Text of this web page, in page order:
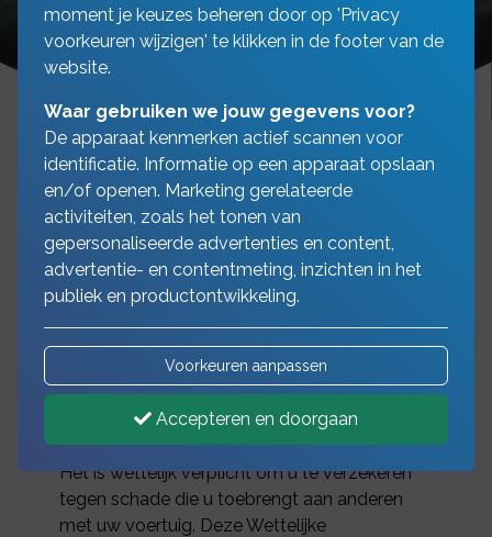
We zijn met z’n allen vaak
en veel onderweg.
Dit zorgt dagelijks voor ongevallen. Soms
met ernstige gevolgen, maar gelukkig vaak
ook met alleen materiële schade. Een schade
kan al snel in de papieren lopen, voor uzelf en
Het is wettelijk verplicht om u te verzekeren
tegen schade die u toebrengt aan anderen
met uw voertuig. Deze Wettelijke
moment je keuzes beheren door op 'Privacy
voorkeuren wijzigen' te klikken in de footer van de
website.
Waar gebruiken we jouw gegevens voor?
De apparaat kenmerken actief scannen voor
identificatie. Informatie op een apparaat opslaan
en/of openen. Marketing gerelateerde
activiteiten, zoals het tonen van
gepersonaliseerde advertenties en content,
advertentie- en contentmeting, inzichten in het
publiek en productontwikkeling.
Voorkeuren aanpassen
Accepteren en doorgaan